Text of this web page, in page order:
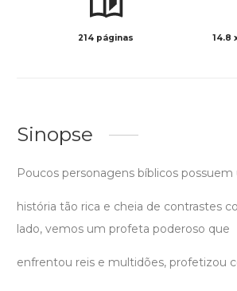
214 páginas 14.8
Sinopse
Poucos personagens bíblicos possuem
história tão rica e cheia de contrastes
lado, vemos um profeta poderoso que
enfrentou reis e multidões, profetizou